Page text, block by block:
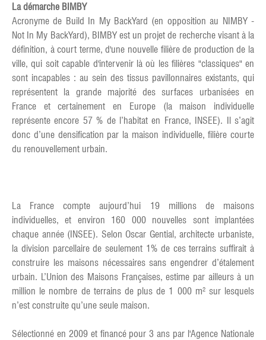
La démarche BIMBY
Acronyme de Build In My BackYard (en opposition au NIMBY -
Not In My BackYard), BIMBY est un projet de recherche visant à la
définition, à court terme, d'une nouvelle filière de production de la
ville, qui soit capable d'intervenir là où les filières "classiques" en
sont incapables : au sein des tissus pavillonnaires existants, qui
représentent la grande majorité des surfaces urbanisées en
France et certainement en Europe (la maison individuelle
représente encore 57 % de l’habitat en France, INSEE). Il s’agit
donc d’une densification par la maison individuelle, filière courte
du renouvellement urbain.
La France compte aujourd’hui 19 millions de maisons
individuelles, et environ 160 000 nouvelles sont implantées
chaque année (INSEE). Selon Oscar Gential, architecte urbaniste,
la division parcellaire de seulement 1% de ces terrains suffirait à
construire les maisons nécessaires sans engendrer d’étalement
urbain. L’Union des Maisons Françaises, estime par ailleurs à un
million le nombre de terrains de plus de 1 000 m² sur lesquels
n’est construite qu’une seule maison.
Sélectionné en 2009 et financé pour 3 ans par l'Agence Nationale